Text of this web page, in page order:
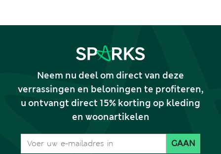
Neem nu deel om direct van deze
verrassingen en beloningen te profiteren,
u ontvangt direct 15% korting op kleding
en woonartikelen
GAAN